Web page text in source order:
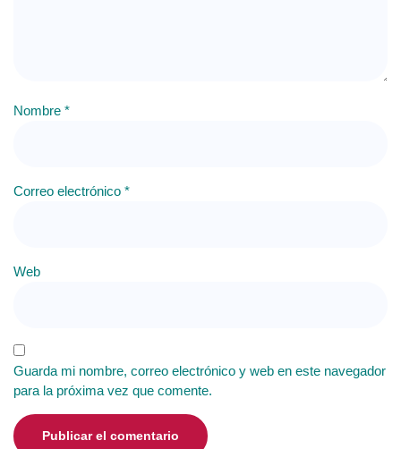
Nombre *
Correo electrónico *
Web
Guarda mi nombre, correo electrónico y web en este navegador
para la próxima vez que comente.